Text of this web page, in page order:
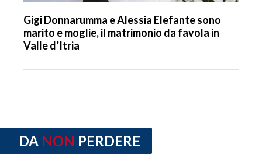
Gigi Donnarumma e Alessia Elefante sono
marito e moglie, il matrimonio da favola in
Valle d’Itria
DA NON PERDERE